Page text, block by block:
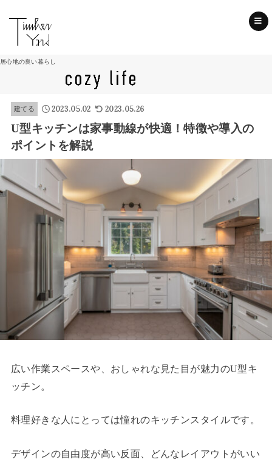
居心地の良い暮らし
SEARCH
建てる 2023.05.02 2023.05.26
U型キッチンは家事動線が快適！特徴や導入の
ポイントを解説
広い作業スペースや、おしゃれな見た目が魅力のU型キ
ッチン。
料理好きな人にとっては憧れのキッチンスタイルです。
デザインの自由度が高い反面、どんなレイアウトがいい